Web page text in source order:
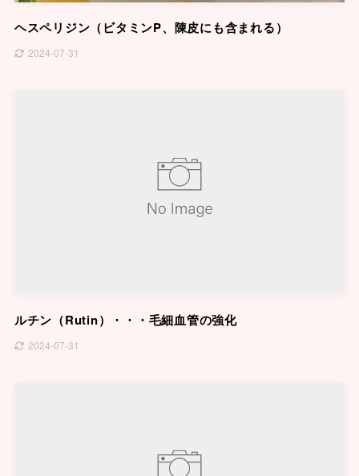
ヘスペリジン（ビタミンP、陳皮にも含まれる）
2024-07-31
ルチン（Rutin）・・・毛細血管の強化
2024-07-31